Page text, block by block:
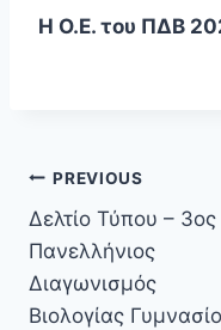
Η Ο.Ε. του ΠΔΒ
Πλοήγηση
άρθρων
PREVIOUS
Δελτίο Τύπου – 3ος
Πανελλήνιος
Διαγωνισμός
Βιολογίας